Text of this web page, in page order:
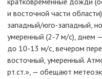
и восточной части
западный/юго-западный,
умеренный (2-7 м/с), днем
до 10-13 м/с, вечером
восточный, умеренный.
рт.ст.», — обещают